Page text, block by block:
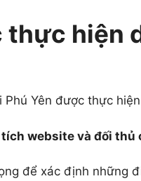
thực hiện
Phú Yên được thực
tích website và đối thủ
để xác định những